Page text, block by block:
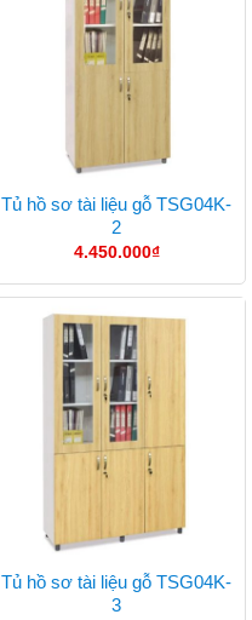
Tủ hồ sơ tài liệu gỗ TSG04K-
2
4.450.000₫
Tủ hồ sơ tài liệu gỗ TSG04K-
3